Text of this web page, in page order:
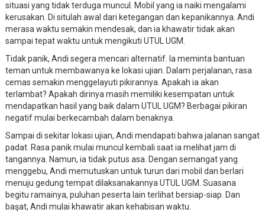
situasi yang tidak terduga muncul. Mobil yang ia naiki mengalami
kerusakan. Di situlah awal dari ketegangan dan kepanikannya. Andi
merasa waktu semakin mendesak, dan ia khawatir tidak akan
sampai tepat waktu untuk mengikuti UTUL UGM.
Tidak panik, Andi segera mencari alternatif. Ia meminta bantuan
teman untuk membawanya ke lokasi ujian. Dalam perjalanan, rasa
cemas semakin menggelayuti pikirannya. Apakah ia akan
terlambat? Apakah dirinya masih memiliki kesempatan untuk
mendapatkan hasil yang baik dalam UTUL UGM? Berbagai pikiran
negatif mulai berkecambah dalam benaknya.
Sampai di sekitar lokasi ujian, Andi mendapati bahwa jalanan sangat
padat. Rasa panik mulai muncul kembali saat ia melihat jam di
tangannya. Namun, ia tidak putus asa. Dengan semangat yang
menggebu, Andi memutuskan untuk turun dari mobil dan berlari
menuju gedung tempat dilaksanakannya UTUL UGM. Suasana
begitu ramainya, puluhan peserta lain terlihat bersiap-siap. Dan
başat, Andi mulai khawatir akan kehabisan waktu.